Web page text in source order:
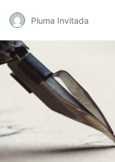
Pluma Invitada